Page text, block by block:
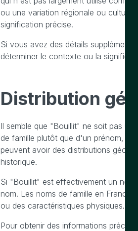
ou une variation régionale ou
signification précise.
Si vous avez des détails
déterminer le contexte ou la
Distribution
Il semble que "Bouillit" ne soit pas un
de famille plutôt que d'un prénom,
peuvent avoir des distributions
historique.
Si "Bouillit" est effectivement un nom
nom. Les noms de famille en France
ou des caractéristiques physiques.
Pour obtenir des informations